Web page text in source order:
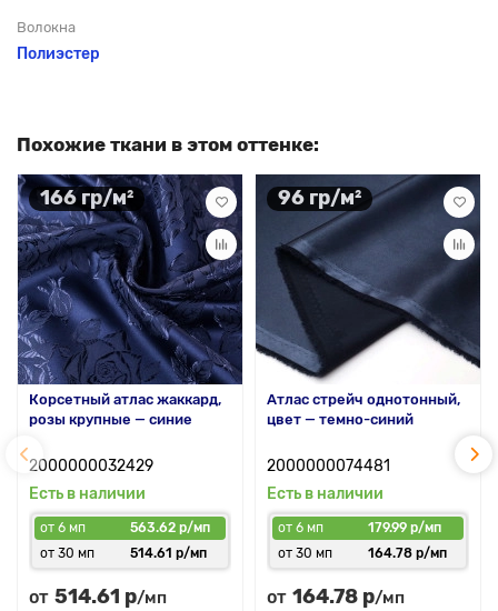
Волокна
Полиэстер
Похожие ткани в этом оттенке:
166 гр/м²
Корсетный атлас жаккард,
розы крупные — синие
2000000032429
Есть в наличии
от 6 мп
563.62 р/мп
от 30 мп
514.61 р/мп
от 514.61 р/мп
96 гр/м²
Атлас стрейч однотонный,
цвет — темно-синий
2000000074481
Есть в наличии
от 6 мп
179.99 р/мп
от 30 мп
164.78 р/мп
от 164.78 р/мп